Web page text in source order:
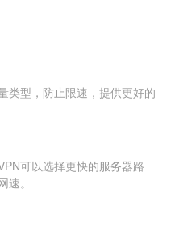
类型，防止限速，提供更好的
可以选择更快的服务器路
。